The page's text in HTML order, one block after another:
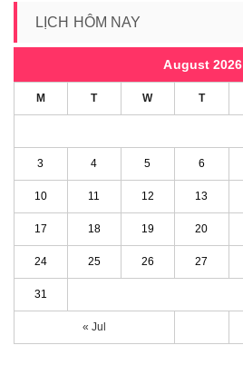
LỊCH HÔM NAY
August 2026
M T W T
« Jul
3 4 5 6
10 11 12 13
17 18 19 20
24 25 26 27
31